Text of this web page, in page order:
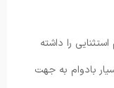
را داشته
بادوام به جهت